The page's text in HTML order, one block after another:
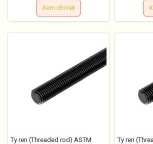
Xem chi tiết
Ty ren (Threaded rod) ASTM
Ty ren